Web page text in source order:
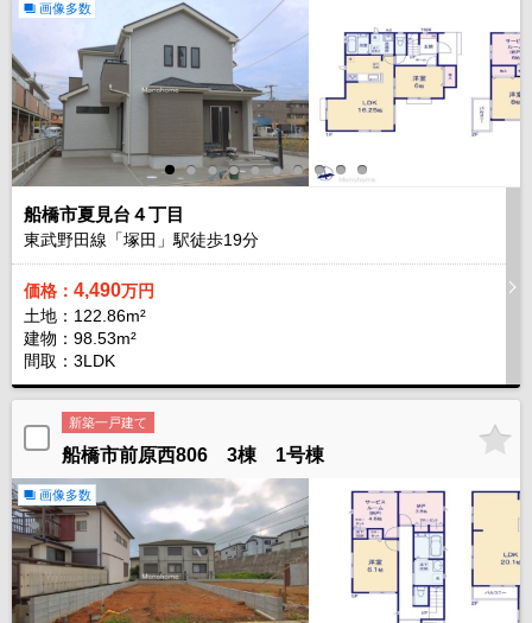
画像多数
船橋市夏見台４丁目
東武野田線「塚田」駅徒歩19分
価格： 4,490万円
土地：122.86m²
建物：98.53m²
間取：3LDK
新築一戸建て
船橋市前原西806 3棟 1号棟
画像多数